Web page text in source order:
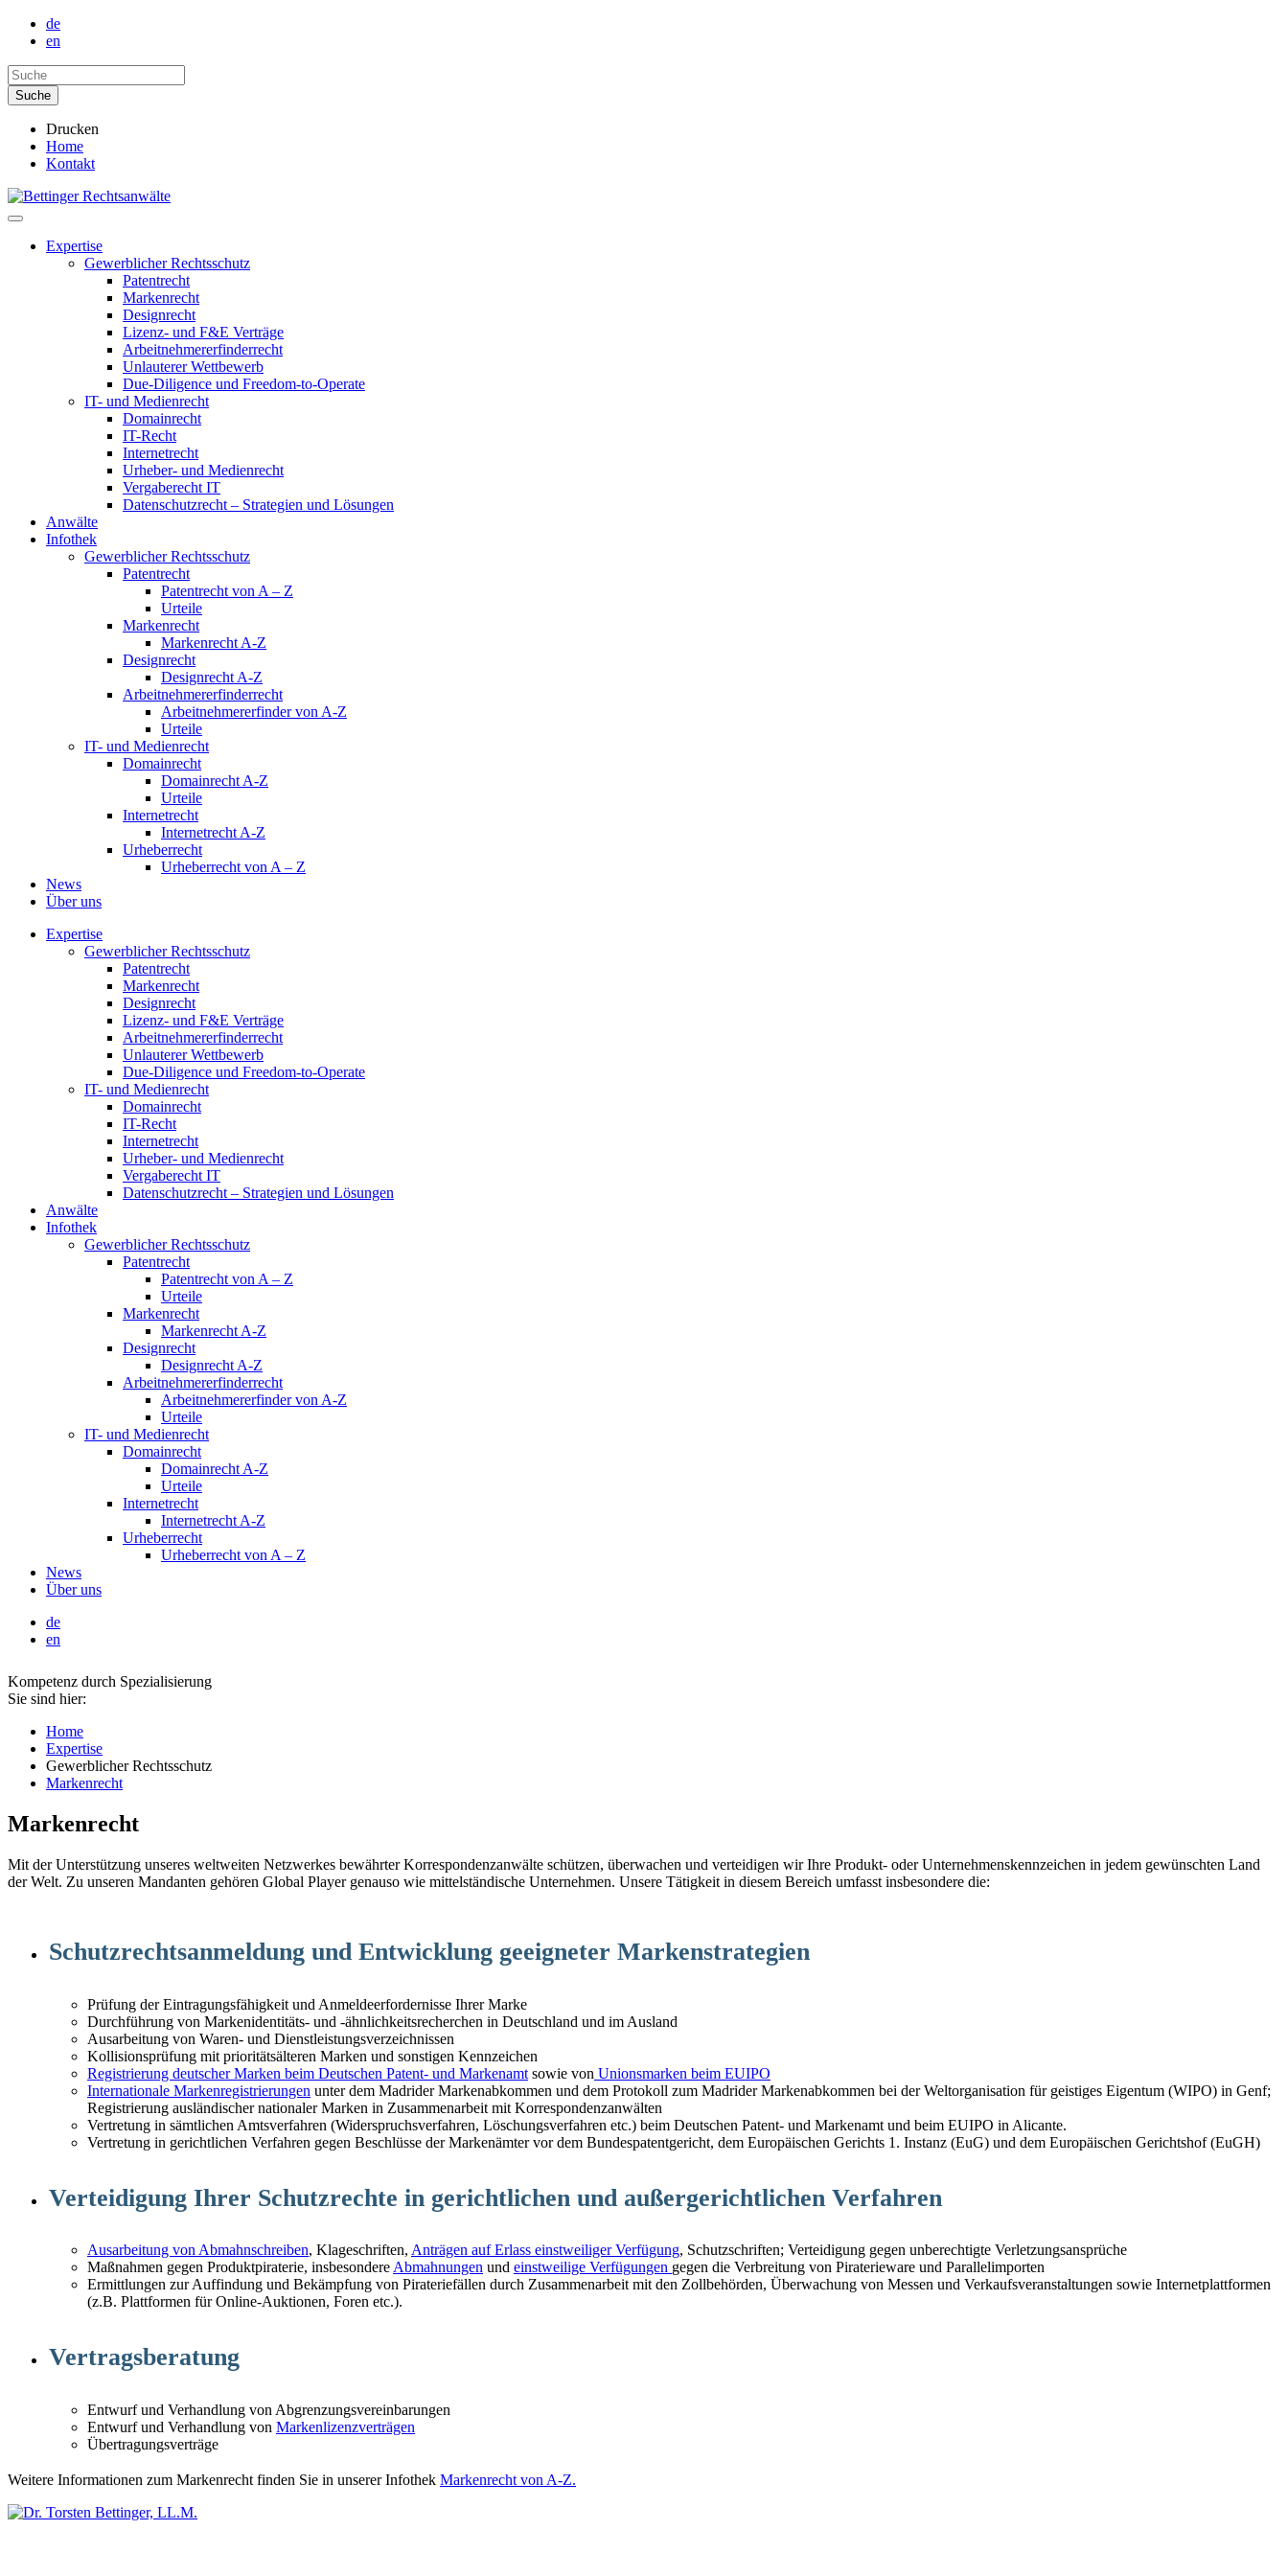
de
en
Drucken
Home
Kontakt
Expertise
Gewerblicher Rechtsschutz
Patentrecht
Markenrecht
Designrecht
Lizenz- und F&E Verträge
Arbeitnehmererfinderrecht
Unlauterer Wettbewerb
Due-Diligence und Freedom-to-Operate
IT- und Medienrecht
Domainrecht
IT-Recht
Internetrecht
Urheber- und Medienrecht
Vergaberecht IT
Datenschutzrecht – Strategien und Lösungen
Anwälte
Infothek
Gewerblicher Rechtsschutz
Patentrecht
Patentrecht von A – Z
Urteile
Markenrecht
Markenrecht A-Z
Designrecht
Designrecht A-Z
Arbeitnehmererfinderrecht
Arbeitnehmererfinder von A-Z
Urteile
IT- und Medienrecht
Domainrecht
Domainrecht A-Z
Urteile
Internetrecht
Internetrecht A-Z
Urheberrecht
Urheberrecht von A – Z
News
Über uns
Expertise
Gewerblicher Rechtsschutz
Patentrecht
Markenrecht
Designrecht
Lizenz- und F&E Verträge
Arbeitnehmererfinderrecht
Unlauterer Wettbewerb
Due-Diligence und Freedom-to-Operate
IT- und Medienrecht
Domainrecht
IT-Recht
Internetrecht
Urheber- und Medienrecht
Vergaberecht IT
Datenschutzrecht – Strategien und Lösungen
Anwälte
Infothek
Gewerblicher Rechtsschutz
Patentrecht
Patentrecht von A – Z
Urteile
Markenrecht
Markenrecht A-Z
Designrecht
Designrecht A-Z
Arbeitnehmererfinderrecht
Arbeitnehmererfinder von A-Z
Urteile
IT- und Medienrecht
Domainrecht
Domainrecht A-Z
Urteile
Internetrecht
Internetrecht A-Z
Urheberrecht
Urheberrecht von A – Z
News
Über uns
de
en
Kompetenz durch Spezialisierung
Sie sind hier:
Home
Expertise
Gewerblicher Rechtsschutz
Markenrecht
Markenrecht
Mit der Unterstützung unseres weltweiten Netzwerkes bewährter Korrespondenzanwälte schützen, überwachen und verteidigen wir Ihre Produkt- oder Unternehmenskennzeichen in jedem gewünschten Land
der Welt. Zu unseren Mandanten gehören Global Player genauso wie mittelständische Unternehmen. Unsere Tätigkeit in diesem Bereich umfasst insbesondere die:
Schutzrechtsanmeldung und Entwicklung geeigneter Markenstrategien
Prüfung der Eintragungsfähigkeit und Anmeldeerfordernisse Ihrer Marke
Durchführung von Markenidentitäts- und -ähnlichkeitsrecherchen in Deutschland und im Ausland
Ausarbeitung von Waren- und Dienstleistungsverzeichnissen
Kollisionsprüfung mit prioritätsälteren Marken und sonstigen Kennzeichen
Registrierung deutscher Marken beim Deutschen Patent- und Markenamt sowie von Unionsmarken beim EUIPO
Internationale Markenregistrierungen unter dem Madrider Markenabkommen und dem Protokoll zum Madrider Markenabkommen bei der Weltorganisation für geistiges Eigentum (WIPO) in Genf;
Registrierung ausländischer nationaler Marken in Zusammenarbeit mit Korrespondenzanwälten
Vertretung in sämtlichen Amtsverfahren (Widerspruchsverfahren, Löschungsverfahren etc.) beim Deutschen Patent- und Markenamt und beim EUIPO in Alicante.
Vertretung in gerichtlichen Verfahren gegen Beschlüsse der Markenämter vor dem Bundespatentgericht, dem Europäischen Gerichts 1. Instanz (EuG) und dem Europäischen Gerichtshof (EuGH)
Verteidigung Ihrer Schutzrechte in gerichtlichen und außergerichtlichen Verfahren
Ausarbeitung von Abmahnschreiben, Klageschriften, Anträgen auf Erlass einstweiliger Verfügung, Schutzschriften; Verteidigung gegen unberechtigte Verletzungsansprüche
Maßnahmen gegen Produktpiraterie, insbesondereAbmahnungen und einstweilige Verfügungen gegen die Verbreitung von Piraterieware und Parallelimporten
Ermittlungen zur Auffindung und Bekämpfung von Pirateriefällen durch Zusammenarbeit mit den Zollbehörden, Überwachung von Messen und Verkaufsveranstaltungen sowie Internetplattformen
(z.B. Plattformen für Online-Auktionen, Foren etc.).
Vertragsberatung
Entwurf und Verhandlung von Abgrenzungsvereinbarungen
Entwurf und Verhandlung von Markenlizenzverträgen
Übertragungsverträge
Weitere Informationen zum Markenrecht finden Sie in unserer Infothek Markenrecht von A-Z.